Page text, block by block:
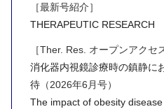
［最新号紹介］
THERAPEUTIC RESEARCH
［Ther. Res. オープンアクセ
消化器内視鏡診療時の鎮静に
待（2026年6月号）
The impact of obesity